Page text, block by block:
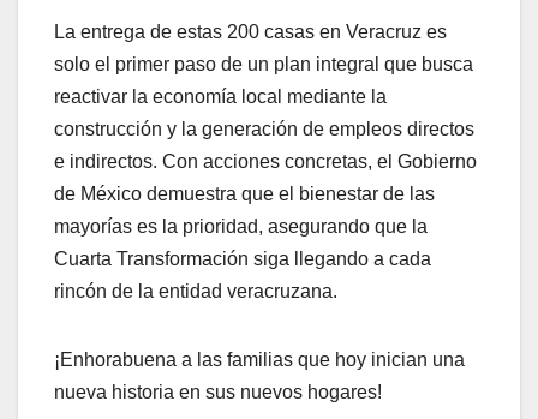
La entrega de estas 200 casas en Veracruz es
solo el primer paso de un plan integral que busca
reactivar la economía local mediante la
construcción y la generación de empleos directos
e indirectos. Con acciones concretas, el Gobierno
de México demuestra que el bienestar de las
mayorías es la prioridad, asegurando que la
Cuarta Transformación siga llegando a cada
rincón de la entidad veracruzana.
¡Enhorabuena a las familias que hoy inician una
nueva historia en sus nuevos hogares!